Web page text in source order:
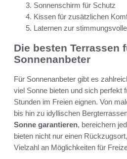
Sonnenschirm für Schutz
Kissen für zusätzlichen
Laternen zur
Die besten Terrassen
Sonnenanbeter
Für Sonnenanbeter gibt es
viel Sonne bieten und sich perfekt
Stunden im Freien eignen. Von
bis hin zu idyllischen
Sonne garantieren, bereichern
bieten nicht nur einen
Vielzahl an Möglichkeiten für